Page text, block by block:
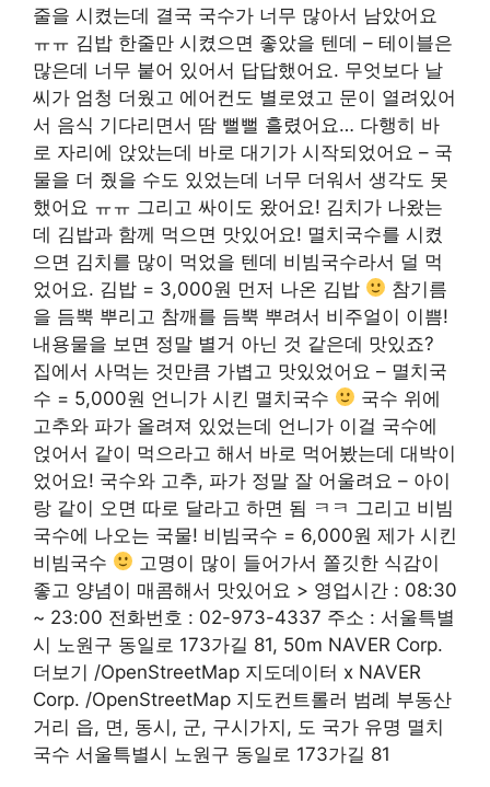
줄을 시켰는데 결국 국수가 너무 많아서 남았어요
ㅠㅠ 김밥 한줄만 시켰으면 좋았을 텐데 – 테이블은
많은데 너무 붙어 있어서 답답했어요. 무엇보다 날
씨가 엄청 더웠고 에어컨도 별로였고 문이 열려있어
서 음식 기다리면서 땀 뻘뻘 흘렸어요… 다행히 바
로 자리에 앉았는데 바로 대기가 시작되었어요 – 국
물을 더 줬을 수도 있었는데 너무 더워서 생각도 못
했어요 ㅠㅠ 그리고 싸이도 왔어요! 김치가 나왔는
데 김밥과 함께 먹으면 맛있어요! 멸치국수를 시켰
으면 김치를 많이 먹었을 텐데 비빔국수라서 덜 먹
었어요. 김밥 = 3,000원 ​​먼저 나온 김밥
참기름
을 듬뿍 뿌리고 참깨를 듬뿍 뿌려서 비주얼이 이쁨!
내용물을 보면 정말 별거 아닌 것 같은데 맛있죠?
집에서 사먹는 것만큼 가볍고 맛있었어요 – 멸치국
수 = 5,000원 ​​언니가 시킨 멸치국수
국수 위에
고추와 파가 올려져 있었는데 언니가 이걸 국수에
얹어서 같이 먹으라고 해서 바로 먹어봤는데 대박이
었어요! 국수와 고추, 파가 정말 잘 어울려요 – 아이
랑 같이 오면 따로 달라고 하면 됨 ㅋㅋ 그리고 비빔
국수에 나오는 국물! 비빔국수 = 6,000원 ​​제가 시킨
비빔국수
고명이 많이 들어가서 쫄깃한 식감이
좋고 양념이 매콤해서 맛있어요 > 영업시간 : 08:30
~ 23:00 전화번호 : 02-973-4337 주소 : 서울특별
시 노원구 동일로 173가길 81, 50m NAVER Corp.
더보기 /OpenStreetMap 지도데이터 x NAVER
Corp. /OpenStreetMap 지도컨트롤러 범례 부동산
거리 읍, 면, 동시, 군, 구시가지, 도 국가 유명 멸치
국수 서울특별시 노원구 동일로 173가길 81